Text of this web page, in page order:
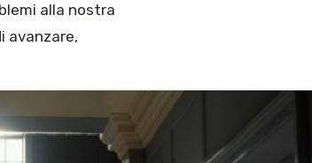
alla nostra
avanzare,